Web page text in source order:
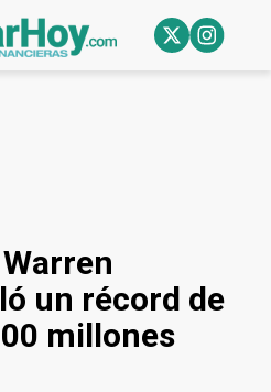
un récord de
millones